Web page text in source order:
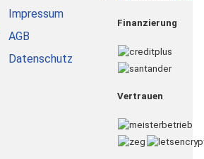
Impressum
AGB
Datenschutz
Finanzierung
Vertrauen